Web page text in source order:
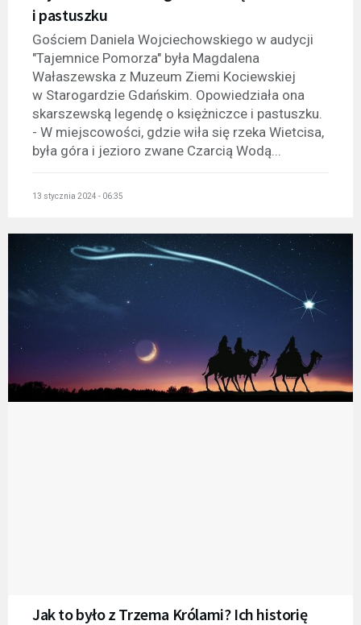
i pastuszku
Gościem Daniela Wojciechowskiego w audycji
"Tajemnice Pomorza" była Magdalena
Wałaszewska z Muzeum Ziemi Kociewskiej
w Starogardzie Gdańskim. Opowiedziała ona
skarszewską legendę o księżniczce i pastuszku.
- W miejscowości, gdzie wiła się rzeka Wietcisa,
była góra i jezioro zwane Czarcią Wodą...
13 stycznia 2024 - 06:35
Jak to było z Trzema Królami? Ich historię